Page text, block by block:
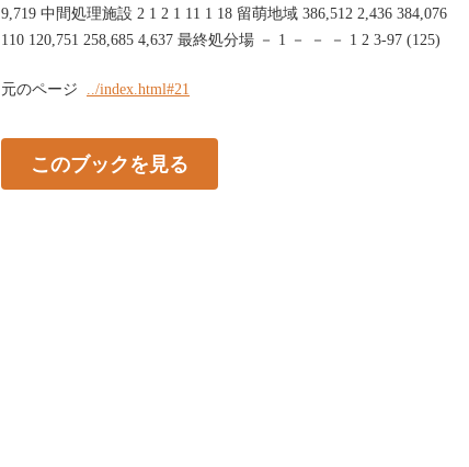
9,719 中間処理施設 2 1 2 1 11 1 18 留萌地域 386,512 2,436 384,076
110 120,751 258,685 4,637 最終処分場 － 1 － － － 1 2 3-97 (125)
元のページ ../index.html#21
このブックを見る